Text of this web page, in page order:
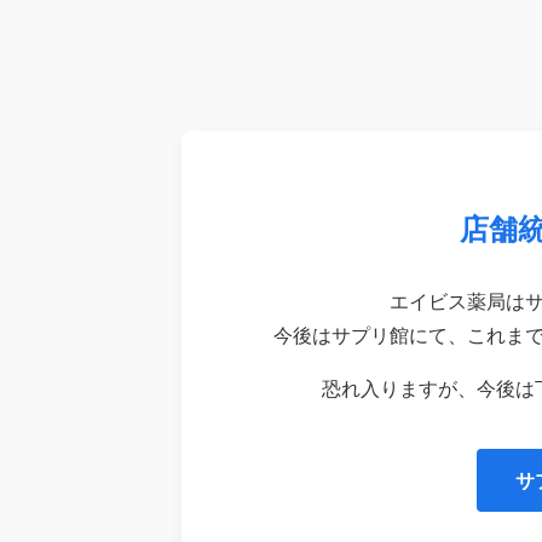
店舗
エイビス薬局は
今後はサプリ館にて、これま
恐れ入りますが、今後
サ